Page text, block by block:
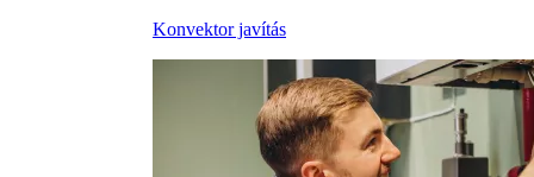
Konvektor javítás